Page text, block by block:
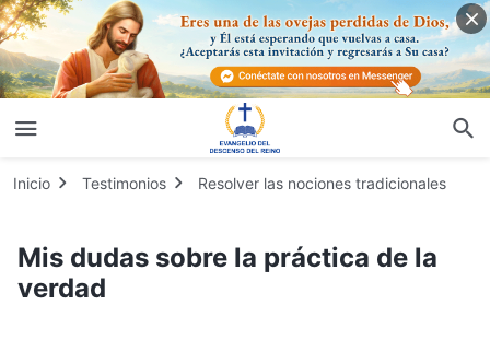
Inicio Testimonios Resolver las nociones tradicionales
Mis dudas sobre la práctica de la
verdad